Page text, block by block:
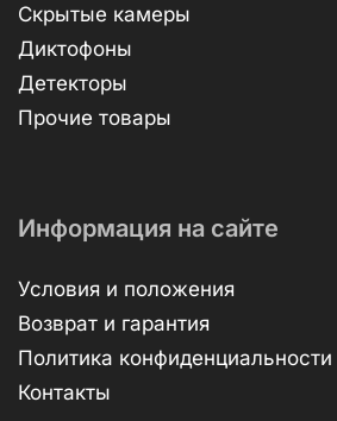
Скрытые камеры
Диктофоны
Детекторы
Прочие товары
Информация на сайте
Условия и положения
Возврат и гарантия
Политика конфиденциальности
Контакты